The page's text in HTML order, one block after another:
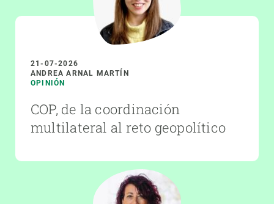
21-07-2026
ANDREA ARNAL MARTÍN
OPINIÓN
COP, de la coordinación
multilateral al reto geopolítico